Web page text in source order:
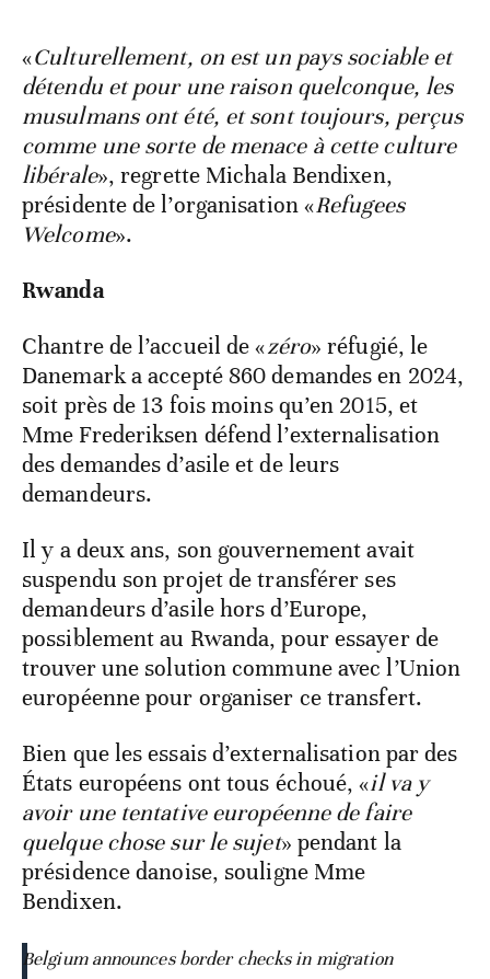
«Culturellement, on est un pays sociable et
détendu et pour une raison quelconque, les
musulmans ont été, et sont toujours, perçus
comme une sorte de menace à cette culture
libérale», regrette Michala Bendixen,
présidente de l’organisation «Refugees
Welcome».
Rwanda
Chantre de l’accueil de «zéro» réfugié, le
Danemark a accepté 860 demandes en 2024,
soit près de 13 fois moins qu’en 2015, et
Mme Frederiksen défend l’externalisation
des demandes d’asile et de leurs
demandeurs.
Il y a deux ans, son gouvernement avait
suspendu son projet de transférer ses
demandeurs d’asile hors d’Europe,
possiblement au Rwanda, pour essayer de
trouver une solution commune avec l’Union
européenne pour organiser ce transfert.
Bien que les essais d’externalisation par des
États européens ont tous échoué, «il va y
avoir une tentative européenne de faire
quelque chose sur le sujet» pendant la
présidence danoise, souligne Mme
Bendixen.
Belgium announces border checks in migration